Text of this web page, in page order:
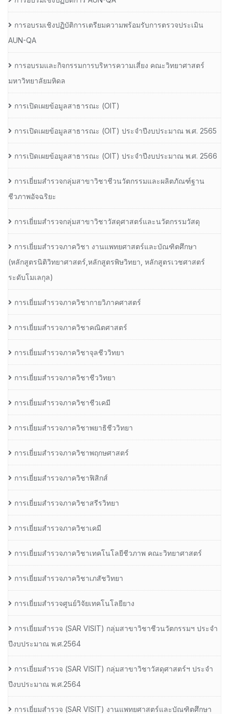
การอบรมเชิงปฏิบัติการเตรียมความพร้อมรับการตรวจประเมิน
AUN-QA
การอบรมและกิจกรรมการบริหารความเสี่ยง คณะวิทยาศาสตร์
มหาวิทยาลัยมหิดล
การเปิดเผยข้อมูลสาธารณะ (OIT)
การเปิดเผยข้อมูลสาธารณะ (OIT) ประจำปีงบประมาณ พ.ศ. 2565
การเปิดเผยข้อมูลสาธารณะ (OIT) ประจำปีงบประมาณ พ.ศ. 2566
การเยี่ยมสำรวจกลุ่มสาขาวิชาชีวนวัตกรรมและผลิตภัณฑ์ฐาน
ชีวภาพอัจฉริยะ
การเยี่ยมสำรวจกลุ่มสาขาวิชาวัสดุศาสตร์และนวัตกรรมวัสดุ
การเยี่ยมสำรวจภาควิชา งานแพทยศาสตร์และบัณฑิตศึกษา
(หลักสูตรนิติวิทยาศาสตร์,หลักสูตรพิษวิทยา, หลักสูตรเวชศาสตร์
ระดับโมเลกุล)
การเยี่ยมสำรวจภาควิชากายวิภาคศาสตร์
การเยี่ยมสำรวจภาควิชาคณิตศาสตร์
การเยี่ยมสำรวจภาควิชาจุลชีววิทยา
การเยี่ยมสำรวจภาควิชาชีววิทยา
การเยี่ยมสำรวจภาควิชาชีวเคมี
การเยี่ยมสำรวจภาควิชาพยาธิชีววิทยา
การเยี่ยมสำรวจภาควิชาพฤกษศาสตร์
การเยี่ยมสำรวจภาควิชาฟิสิกส์
การเยี่ยมสำรวจภาควิชาสรีรวิทยา
การเยี่ยมสำรวจภาควิชาเคมี
การเยี่ยมสำรวจภาควิชาเทคโนโลยีชีวภาพ คณะวิทยาศาสตร์
การเยี่ยมสำรวจภาควิชาเภสัชวิทยา
การเยี่ยมสำรวจศูนย์วิจัยเทคโนโลยียาง
การเยี่ยมสํารวจ (SAR VISIT) กลุ่มสาขาวิชาชีวนวัตกรรมฯ ประจํา
ปีงบประมาณ พ.ศ.2564
การเยี่ยมสํารวจ (SAR VISIT) กลุ่มสาขาวิชาวัสดุศาสตร์ฯ ประจํา
ปีงบประมาณ พ.ศ.2564
การเยี่ยมสํารวจ (SAR VISIT) งานแพทยศาสตร์และบัณฑิตศึกษา